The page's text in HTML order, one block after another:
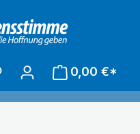
0,00 €*